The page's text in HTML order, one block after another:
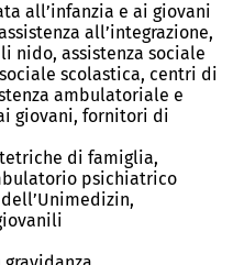
all’infanzia e ai giovani
all’integrazione,
nido, assistenza sociale
scolastica, centri di
ambulatoriale e
giovani, fornitori di
di famiglia,
psichiatrico